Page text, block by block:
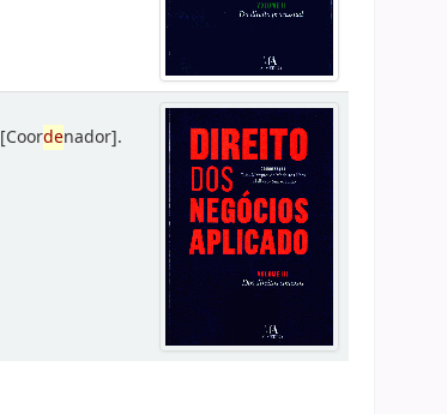
[Coordenador].